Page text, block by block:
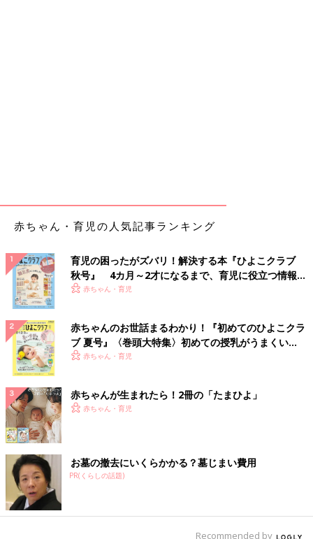
赤ちゃん・育児の人気記事ランキング
育児の困ったがズバリ！解決する本『ひよこクラブ
秋号』 4カ月～2才になるまで、育児に役立つ情報が
いっぱい！
赤ちゃん・育児
赤ちゃんのお世話まるわかり！『初めてのひよこクラ
ブ 夏号』〈巻頭大特集〉初めての授乳がうまくい
く！ おっぱい・ミルクの基本と夏のトラブル 解決テ
赤ちゃん・育児
赤ちゃんが生まれたら！2冊の「たまひよ」
赤ちゃん・育児
お墓の撤去にいくらかかる？墓じまい費用
PR(くらしの話題)
Recommended by